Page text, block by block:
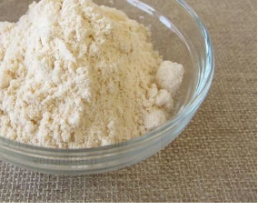
Doppelt antippen zum
vergrößern